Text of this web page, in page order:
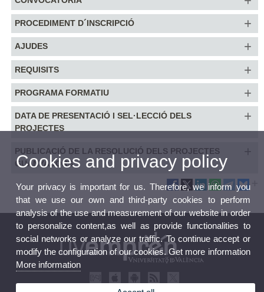
PROCEDIMENT D´INSCRIPCIÓ
AJUDES
REQUISITS
PROGRAMA FORMATIU
DATA DE PRESENTACIÓ I SEL·LECCIÓ DELS
PROJECTES
PUBLICACIÓ DE LA RESOLUCIÓ DELS PROJECTES
GUANYADORS
Cookies and privacy policy
Your privacy is important for us. Therefore, we inform you
that we use our own and third-party cookies to perform
analysis of the use and measurement of our website in order
to personalize content,as well as provide functionalities to
social networks or analyze our traffic. To continue accept or
modify the configuration of our cookies. Get more information
More information